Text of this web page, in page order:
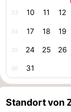
Medizin
Schouwen-
Duiveland
-
33 10 11 12
34 17 18 19
35 24 25 26
36 31
Standort von